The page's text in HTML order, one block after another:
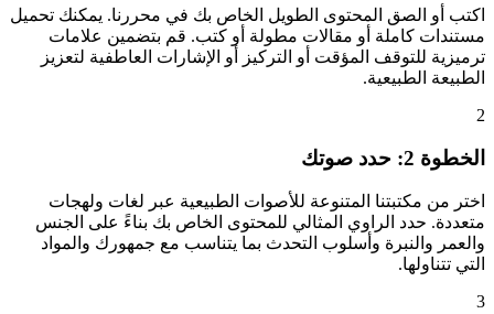
اكتب أو الصق المحتوى الطويل الخاص بك في محررنا. يمكنك تحميل
مستندات كاملة أو مقالات مطولة أو كتب. قم بتضمين علامات
ترميزية للتوقف المؤقت أو التركيز أو الإشارات العاطفية لتعزيز
الطبيعة الطبيعية.
2
الخطوة 2: حدد صوتك
اختر من مكتبتنا المتنوعة للأصوات الطبيعية عبر لغات ولهجات
متعددة. حدد الراوي المثالي للمحتوى الخاص بك بناءً على الجنس
والعمر والنبرة وأسلوب التحدث بما يتناسب مع جمهورك والمواد
التي تتناولها.
3